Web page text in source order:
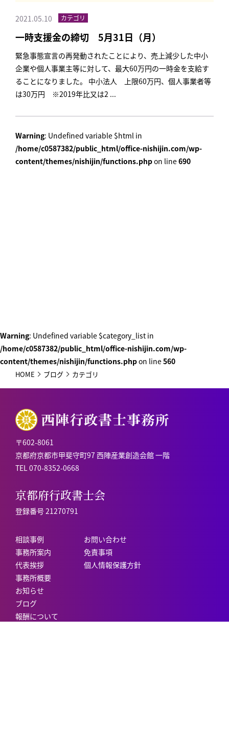
2021.05.10 カテゴリ
一時支援金の締切 5月31日（月）
緊急事態宣言の再発動されたことにより、売上減少した中小
企業や個人事業主等に対して、最大60万円の一時金を支給す
ることになりました。 中小法人 上限60万円、個人事業者等
は30万円 ※2019年比又は2 ...
Warning: Undefined variable $html in
/home/c0587382/public_html/office-nishijin.com/wp-
content/themes/nishijin/functions.phpon line690
Warning: Undefined variable $category_list in
/home/c0587382/public_html/office-nishijin.com/wp-
content/themes/nishijin/functions.phpon line560
HOME ブログ カテゴリ
〒602-8061
京都府京都市甲斐守町97 西陣産業創造会館 一階
TEL070-8352-0668
京都府行政書士会
登録番号 21270791
相談事例
事務所案内
代表挨拶
事務所概要
お知らせ
ブログ
報酬について
お問い合わせ
免責事項
個人情報保護方針